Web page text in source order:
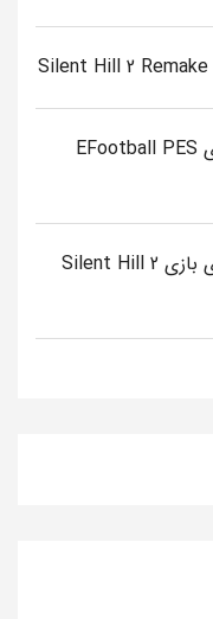
همه چیز درباره ی EFootball PES
راهنمای معماهای بازی Silent Hill 2